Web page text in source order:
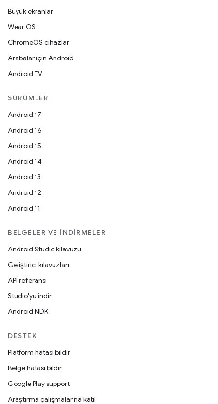
Büyük ekranlar
Wear OS
ChromeOS cihazlar
Arabalar için Android
Android TV
SÜRÜMLER
Android 17
Android 16
Android 15
Android 14
Android 13
Android 12
Android 11
BELGELER VE İNDIRMELER
Android Studio kılavuzu
Geliştirici kılavuzları
API referansı
Studio'yu indir
Android NDK
DESTEK
Platform hatası bildir
Belge hatası bildir
Google Play support
Araştırma çalışmalarına katıl